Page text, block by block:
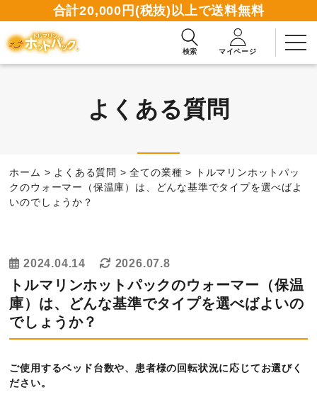
合計20,000円(税抜)以上で送料無料
検索 マイページ
資料請求ダウンロード
使い方ガイド
読みもの
お知らせ
よくある質問
ホーム > よくある質問 >全ての業種 >
トルマリンホットパッ
クのウォーマー（保温庫）は、どんな基準でタイプを選べばよ
いのでしょうか？
2024.04.14 2026.07.8
トルマリンホットパックのウォーマー（保温
庫）は、どんな基準でタイプを選べばよいの
でしょうか？
ご使用するベッド台数や、患者様の回転状況に応じてお選びく
ださい。